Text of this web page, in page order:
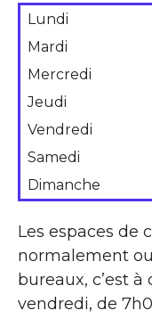
Lundi
Mardi
Mercredi
Jeudi
Vendredi
Samedi
Dimanche
Les espaces de
normalement
bureaux, c’est
vendredi, de